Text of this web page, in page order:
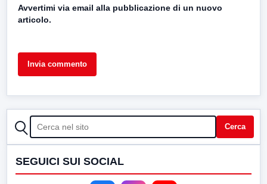
Avvertimi via email alla pubblicazione di un nuovo
articolo.
CERCA Cerca
SEGUICI SUI SOCIAL